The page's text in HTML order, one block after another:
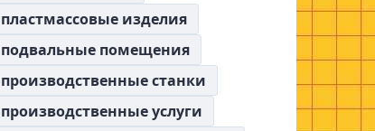
пластмассовые изделия
подвальные помещения
производственные станки
производственные услуги